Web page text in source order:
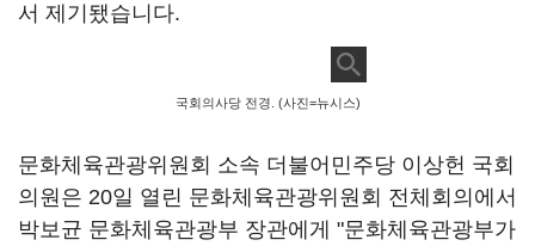
서 제기됐습니다.
국회의사당 전경. (사진=뉴시스)
문화체육관광위원회 소속 더불어민주당 이상헌 국회
의원은 20일 열린 문화체육관광위원회 전체회의에서
박보균 문화체육관광부 장관에게 "문화체육관광부가